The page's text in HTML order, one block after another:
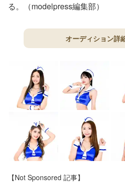
る。（modelpress編集部）
オーディション詳
【Not Sponsored 記事】